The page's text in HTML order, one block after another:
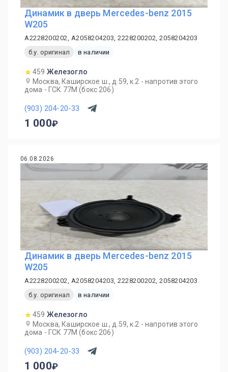
Динамик в дверь Mercedes-benz 2015
W205
A2228200202, A2058204203, 2228200202, 2058204203
б.у. оригинал
в наличии
459 Железогло
Москва, Каширское ш., д.59, к.2 - напротив этого
дома - ГСК 77М (бокс 206)
(903) 204-20-33
1 000
06.08.2026
Динамик в дверь Mercedes-benz 2015
W205
A2228200202, A2058204203, 2228200202, 2058204203
б.у. оригинал
в наличии
459 Железогло
Москва, Каширское ш., д.59, к.2 - напротив этого
дома - ГСК 77М (бокс 206)
(903) 204-20-33
1 000